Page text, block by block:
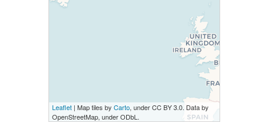
Leaflet| Map tiles by Carto, under CC BY 3.0. Data by
OpenStreetMap, under ODbL.